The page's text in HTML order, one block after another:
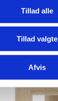
Tillad alle
Tillad valgte
Afvis